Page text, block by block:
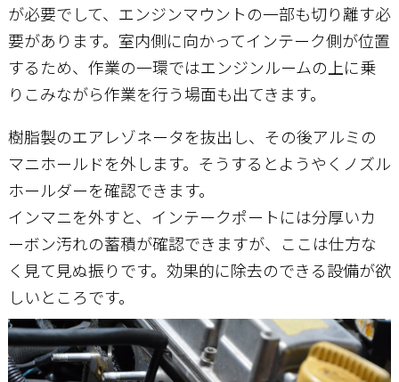
が必要でして、エンジンマウントの一部も切り離す必
要があります。室内側に向かってインテーク側が位置
するため、作業の一環ではエンジンルームの上に乗
りこみながら作業を行う場面も出てきます。
樹脂製のエアレゾネータを抜出し、その後アルミの
マニホールドを外します。そうするとようやくノズル
ホールダーを確認できます。
インマニを外すと、インテークポートには分厚いカ
ーボン汚れの蓄積が確認できますが、ここは仕方な
く見て見ぬ振りです。効果的に除去のできる設備が欲
しいところです。